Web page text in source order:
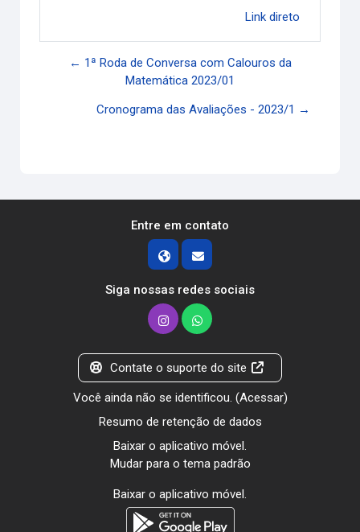
Link direto
← 1ª Roda de Conversa com Calouros da
Matemática 2023/01
Cronograma das Avaliações - 2023/1 →
Entre em contato
Siga nossas redes sociais
Contate o suporte do site
Você ainda não se identificou. (Acessar)
Resumo de retenção de dados
Baixar o aplicativo móvel.
Mudar para o tema padrão
Baixar o aplicativo móvel.